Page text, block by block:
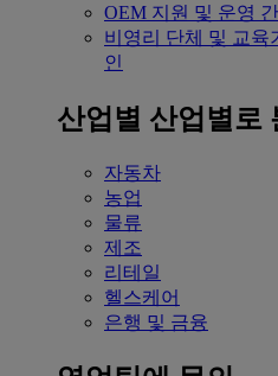
OEM 지원 및 운영
비영리 단체 및 교육
인
산업별 산업별로
자동차
농업
물류
제조
리테일
헬스케어
은행 및 금융